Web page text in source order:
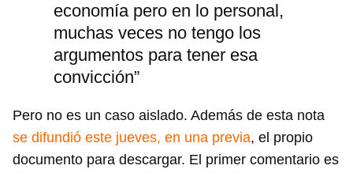
economía pero en lo personal,
muchas veces no tengo los
argumentos para tener esa
convicción”
Pero no es un caso aislado. Además de esta nota
se difundió este jueves, en una previa, el propio
documento para descargar. El primer comentario es